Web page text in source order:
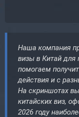
Наша компания
визы в Китай для
помогаем
действия и с
На скриншотах
китайских виз,
2026 году